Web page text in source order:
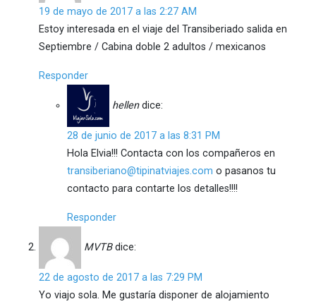
19 de mayo de 2017 a las 2:27 AM
Estoy interesada en el viaje del Transiberiado salida en
Septiembre / Cabina doble 2 adultos / mexicanos
Responder
hellen dice:
28 de junio de 2017 a las 8:31 PM
Hola Elvia!!! Contacta con los compañeros en
transiberiano@tipinatviajes.com o pasanos tu
contacto para contarte los detalles!!!!
Responder
MVTB dice:
22 de agosto de 2017 a las 7:29 PM
Yo viajo sola. Me gustaría disponer de alojamiento